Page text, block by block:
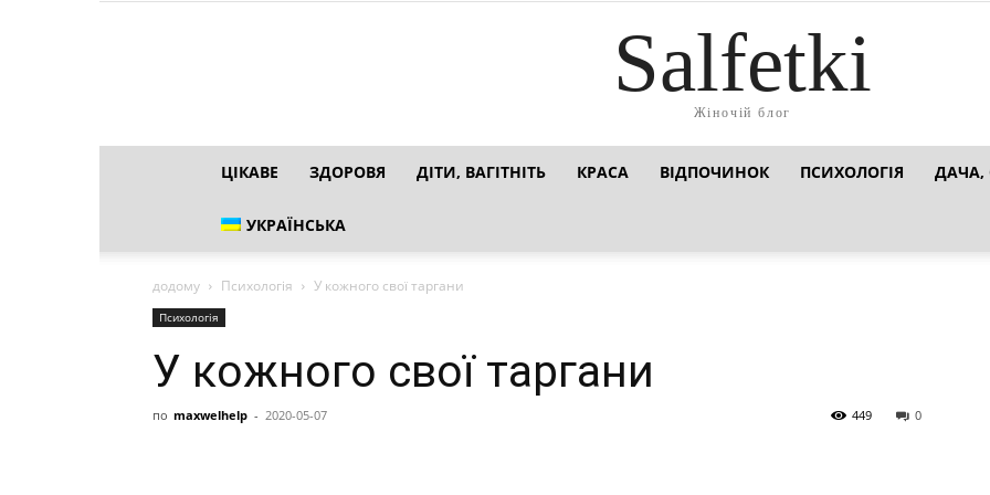
Salfetki
Жіночій блог
ЦІКАВЕ ЗДОРОВЯ ДІТИ, ВАГІТНІТЬ КРАСА ВІДПОЧИНОК ПСИХОЛОГІЯ ДАЧА,
УКРАЇНСЬКА
додому Психологія У кожного свої таргани
Психологія
У кожного свої таргани
по maxwelhelp - 2020-05-07 0
449